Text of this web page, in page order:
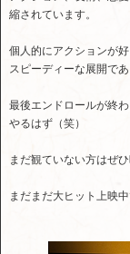
縮されています。
個人的にアクションが
スピーディーな展開で
最後エンドロールが終
やるはず（笑）
まだ観ていない方はぜ
まだまだ大ヒット上映